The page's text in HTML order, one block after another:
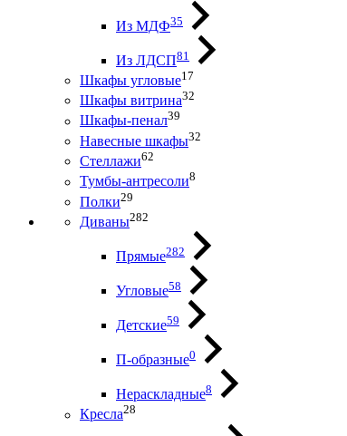
Из МДФ35
Из ЛДСП81
Шкафы угловые17
Шкафы витрина32
Шкафы-пенал39
Навесные шкафы32
Стеллажи62
Тумбы-антресоли8
Полки29
Диваны282
Прямые282
Угловые58
Детские59
П-образные0
Нераскладные8
Кресла28